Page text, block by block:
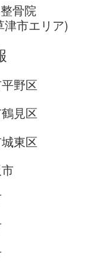
骨院
津市エリア)
野区
見区
東区